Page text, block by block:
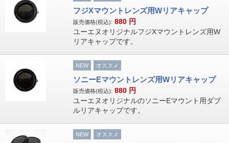
フジXマウントレンズ用Wリアキャップ
販売価格(税込): 880 円
ユーエヌオリジナルフジXマウントレンズ用W
リアキャップです。
NEW オススメ
ソニーEマウントレンズ用Wリアキャップ
販売価格(税込): 880 円
ユーエヌオリジナルのソニーEマウント用ダブ
ルリアキャップです。
NEW オススメ